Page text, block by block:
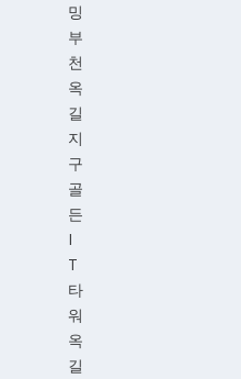
밍
부
천
옥
길
지
구
골
든
I
T
타
워
옥
길